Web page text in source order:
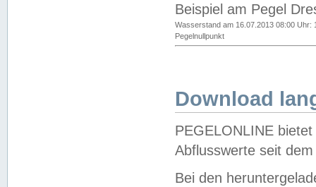
Beispiel am Pegel
Wasserstand am 16.07.2013 08:00 Uhr:
Pegelnullpunkt
Download
PEGELONLINE
Abflusswerte seit
Bei den